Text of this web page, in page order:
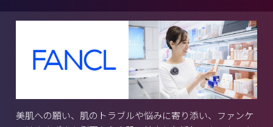
美肌への願い、肌のトラブルや悩みに寄り添い、ファンケ